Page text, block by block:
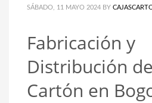
SÁBADO, 11 MAYO 2024 BY
Fabricación y
Distribución
Cartón en